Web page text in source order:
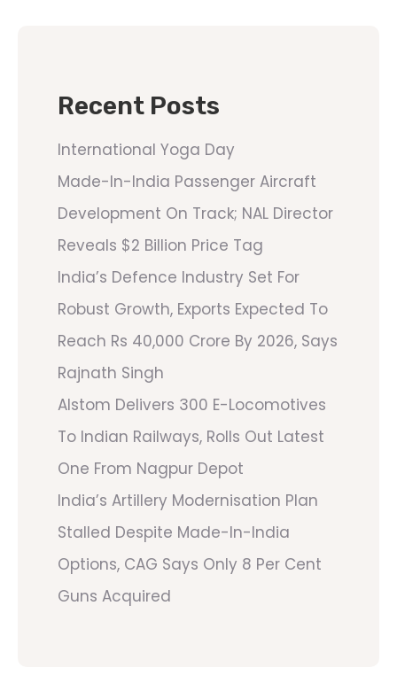
Recent Posts
International Yoga Day
Made-In-India Passenger Aircraft
Development On Track; NAL Director
Reveals $2 Billion Price Tag
India’s Defence Industry Set For
Robust Growth, Exports Expected To
Reach Rs 40,000 Crore By 2026, Says
Rajnath Singh
Alstom Delivers 300 E-Locomotives
To Indian Railways, Rolls Out Latest
One From Nagpur Depot
India’s Artillery Modernisation Plan
Stalled Despite Made-In-India
Options, CAG Says Only 8 Per Cent
Guns Acquired